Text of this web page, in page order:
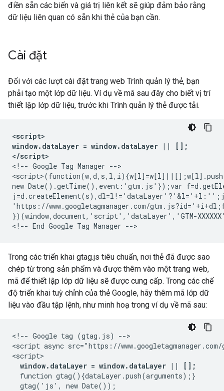
điền sẵn các biến và giá trị liên kết sẽ giúp đảm bảo rằng
dữ liệu liên quan có sẵn khi thẻ của bạn cần.
Cài đặt
Đối với các lượt cài đặt trang web Trình quản lý thẻ, bạn
phải tạo một lớp dữ liệu. Ví dụ về mã sau đây cho biết vị trí
thiết lập lớp dữ liệu, trước khi Trình quản lý thẻ được tải.
<script>
window.dataLayer = window.dataLayer || [];
</script>
<!-- Google Tag Manager -->
new Date().getTime(),event:'gtm.js'});var
'https://www.googletagmanager.com/
})(window,document,'script','dataLayer','GTM-
Trong các triển khai gtag.js tiêu chuẩn, nơi thẻ đã được sao
chép từ trong sản phẩm và được thêm vào một trang web,
mã để thiết lập lớp dữ liệu sẽ được cung cấp. Trong các chế
độ triển khai tuỳ chỉnh của thẻ Google, hãy thêm mã lớp dữ
liệu vào đầu tập lệnh, như minh hoạ trong ví dụ về mã sau:
<!-- Google tag (gtag.js) -->
<script async src="https://
<script>
window.dataLayer = window.dataLayer || [];
  function gtag(){dataLayer.push(arguments);}
  gtag('js', new Date());